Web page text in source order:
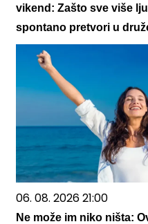
vikend: Zašto sve više
spontano pretvori u
06. 08. 2026 21:00
Ne može im niko ništa: